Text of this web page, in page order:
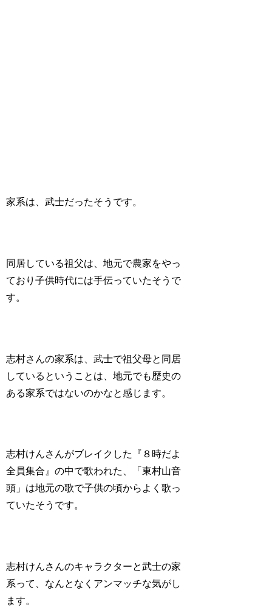
家系は、武士だったそうです。
同居している祖父は、地元で農家をやっ
ており子供時代には手伝っていたそうで
す。
志村さんの家系は、武士で祖父母と同居
しているということは、地元でも歴史の
ある家系ではないのかなと感じます。
志村けんさんがブレイクした『８時だよ
全員集合』の中で歌われた、「東村山音
頭」は地元の歌で子供の頃からよく歌っ
ていたそうです。
志村けんさんのキャラクターと武士の家
系って、なんとなくアンマッチな気がし
ます。